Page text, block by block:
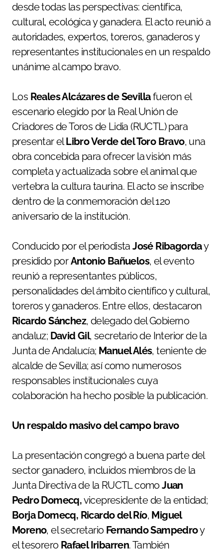
desde todas las perspectivas: científica,
cultural, ecológica y ganadera. El acto reunió a
autoridades, expertos, toreros, ganaderos y
representantes institucionales en un respaldo
unánime al campo bravo.
Los Reales Alcázares de Sevillafueron el
escenario elegido por la Real Unión de
Criadores de Toros de Lidia (RUCTL) para
presentar elLibro Verde del Toro Bravo, una
obra concebida para ofrecer la visión más
completa y actualizada sobre el animal que
vertebra la cultura taurina. El acto se inscribe
dentro de la conmemoración del 120
aniversario de la institución.
Conducido por el periodistaJosé Ribagorday
presidido porAntonio Bañuelos, el evento
reunió a representantes públicos,
personalidades del ámbito científico y cultural,
toreros y ganaderos. Entre ellos, destacaron
Ricardo Sánchez, delegado del Gobierno
andaluz; David Gil, secretario de Interior de la
Junta de Andalucía; Manuel Alés, teniente de
alcalde de Sevilla; así como numerosos
responsables institucionales cuya
colaboración ha hecho posible la publicación.
Un respaldo masivo del campo bravo
La presentación congregó a buena parte del
sector ganadero, incluidos miembros de la
Junta Directiva de la RUCTL comoJuan
Pedro Domecq,vicepresidente de la entidad;
Borja Domecq, Ricardo del Río, Miguel
Moreno, el secretario Fernando Sampedroy
el tesorero Rafael Iribarren. También